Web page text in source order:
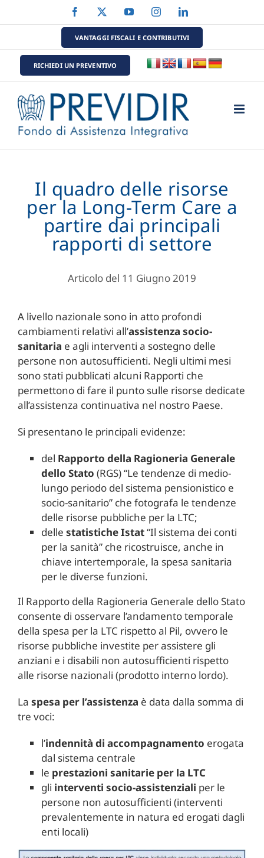
al
Facebook YouTubeInstagramLinkedIn
VANTAGGI FISCALI E CONTRIBUTIVI
RICHIEDI UN PREVENTIVO
Il quadro delle risorse
per la Long-Term Care a
partire dai principali
rapporti di settore
Articolo del 11 Giugno 2019
A livello nazionale sono in atto profondi
cambiamenti relativi all’assistenza socio-
sanitaria e agli interventi a sostegno delle
persone non autosufficienti. Negli ultimi mesi
sono stati pubblicati alcuni Rapporti che
permettono di fare il punto sulle risorse dedicate
all’assistenza continuativa nel nostro Paese.
Si presentano le principali evidenze:
del Rapporto della Ragioneria Generale
dello Stato (RGS) “Le tendenze di medio-
lungo periodo del sistema pensionistico e
socio-sanitario” che fotografa le tendenze
delle risorse pubbliche per la LTC;
delle statistiche Istat“Il sistema dei conti
per la sanità” che ricostruisce, anche in
chiave intertemporale, la spesa sanitaria
per le diverse funzioni.
Il Rapporto della Ragioneria Generale dello Stato
consente di osservare l’andamento temporale
della spesa per la LTC rispetto al Pil, ovvero le
risorse pubbliche investite per assistere gli
anziani e i disabili non autosufficienti rispetto
alle risorse nazionali (prodotto interno lordo).
La spesa per l’assistenza è data dalla somma di
tre voci:
l’indennità di accompagnamento erogata
dal sistema centrale
le prestazioni sanitarie per la LTC
gli interventi socio-assistenziali per le
persone non autosufficienti (interventi
prevalentemente in natura ed erogati dagli
enti locali)